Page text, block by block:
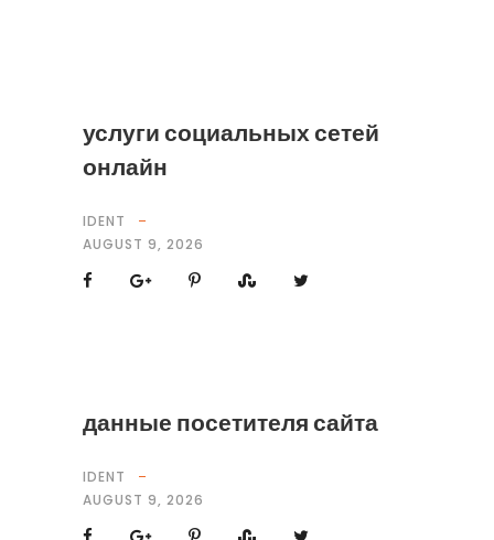
услуги социальных сетей
онлайн
IDENT
AUGUST 9, 2026
данные посетителя сайта
IDENT
AUGUST 9, 2026